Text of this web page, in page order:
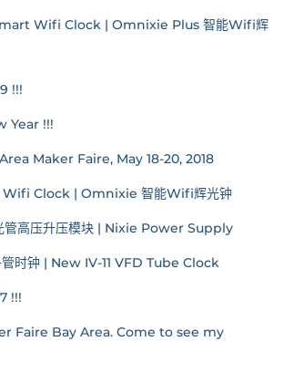
Wifi Clock | Omnixie Plus 智能Wifi辉
!!!
Year !!!
Maker Faire, May 18-20, 2018
Clock | Omnixie 智能Wifi辉光钟
管高压升压模块 | Nixie Power Supply
管时钟 | New IV-11 VFD Tube Clock
!!!
Faire Bay Area. Come to see my